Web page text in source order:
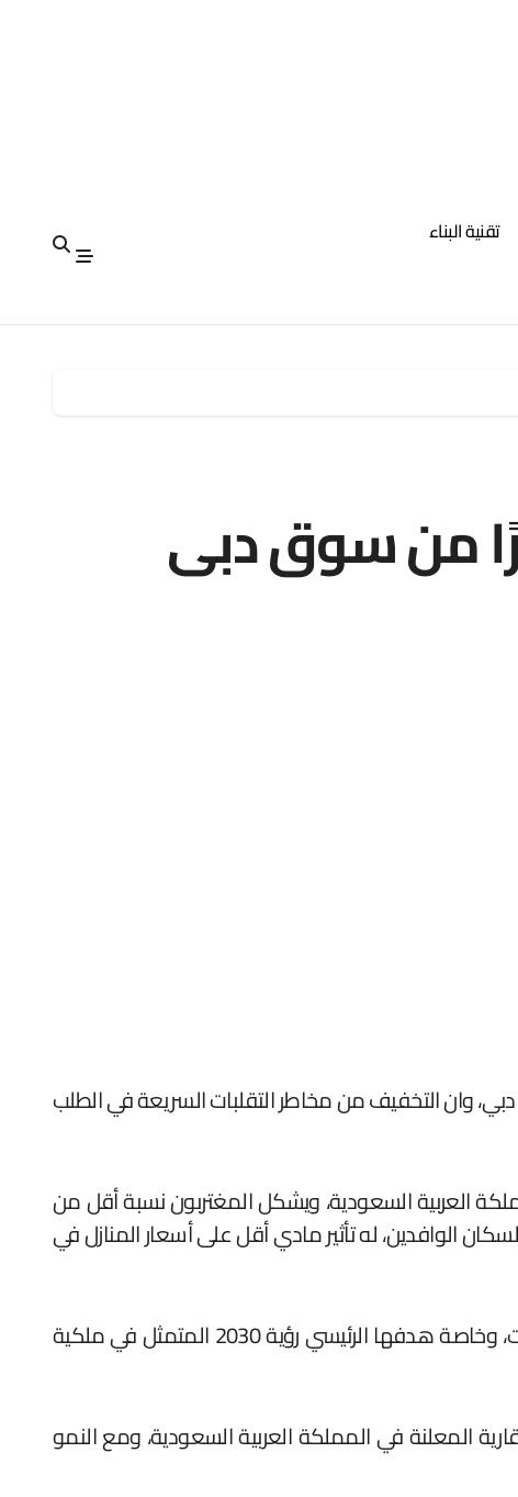
تقنية البناء
من سوق دبي
العربية السعودية، ويشكل المغتربون نسبة أقل من
فإن الانخفاض المحتمل في عدد السكان الوافدين، له تأثير مادي أقل على أسعار المنازل في
وأضافت يعتمد الطلب على السكن في المملكة العربية السعودية على الحكومة ومختلف مؤسساتها المبادرات، وخاصة هدفها الرئيسي رؤية 2030 المتمثل في ملكية
المعلنة في المملكة العربية السعودية، ومع النمو